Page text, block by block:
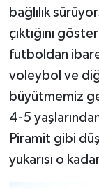
bağlılık
çıktığını
futboldan
voleybol ve
büyütmemiz
4-5
Piramit gibi
yukarısı o